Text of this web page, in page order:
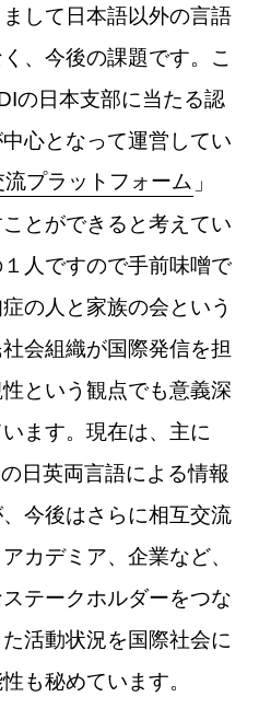
して日本語以外の言語
、今後の課題です。こ
の日本支部に当たる認
心となって運営してい
プラットフォーム 」
とができると考えてい
人ですので手前味噌で
の人と家族の会という
会組織が国際発信を担
という観点でも意義深
ます。現在は、主に
日英両言語による情報
今後はさらに相互交流
カデミア、企業など、
テークホルダーをつな
活動状況を国際社会に
も秘めています。